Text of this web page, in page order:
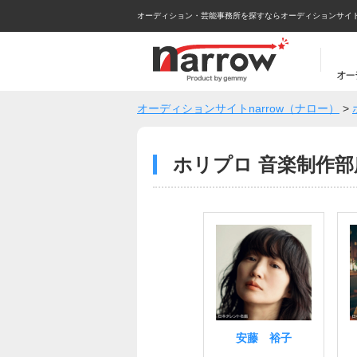
オーディション・芸能事務所を探すならオーディションサイ
オーディションサイトnarrow（ナロー） >
ホリプロ 音楽制作
安藤 裕子